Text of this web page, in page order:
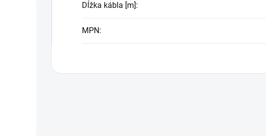
Dĺžka kábla [m]:
MPN: